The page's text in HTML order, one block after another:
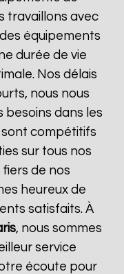
travaillons avec
équipements
durée de vie
Nos délais
nous nous
dans les
sont compétitifs
sur tous nos
fiers de nos
heureux de
satisfaits. À
, nous sommes
service
écoute pour